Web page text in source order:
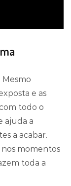
e as
todo o
ajuda a
a acabar.
momentos
toda a